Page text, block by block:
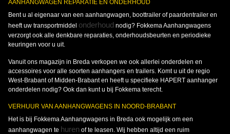
AANHANGWAGEN REPARATIE EN ONDERHOUD
Bent u al eigenaar van een aanhangwagen, boottrailer of paardentrailer en
heeft uw transportmiddel onderhoud nodig? Fokkema Aanhangwagens
verzorgt ook alle denkbare reparaties, onderhoudsbeurten en periodieke
keuringen voor u uit.
Vanuit ons magazijn in Breda verkopen we ook allerlei onderdelen en
accessoires voor alle soorten aanhangers en trailers. Komt u uit de regio
West-Brabant of Midden-Brabant en heeft u specifieke HAPERT aanhanger
onderdelen nodig? Ook dan kunt u bij Fokkema terecht.
VERHUUR VAN AANHANGWAGENS IN NOORD-BRABANT
Het is bij Fokkema Aanhangwagens in Breda ook mogelijk om een
aanhangwagen te huren of te leasen. Wij hebben altijd een ruim